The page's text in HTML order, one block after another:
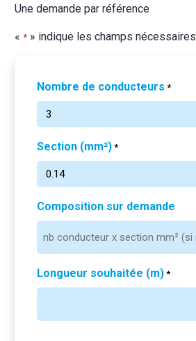
Une demande par référence
« *» indique les champs nécessaires
Nombre de conducteurs *
Section (mm²) *
Composition sur demande
Longueur souhaitée (m) *